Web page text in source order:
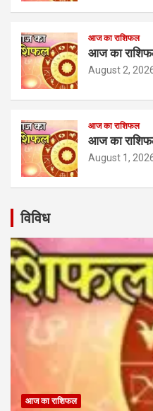
आज का राशिफल
आज का
August 2,
आज का राशिफल
आज का
August 1,
विविध
आज का राशिफल